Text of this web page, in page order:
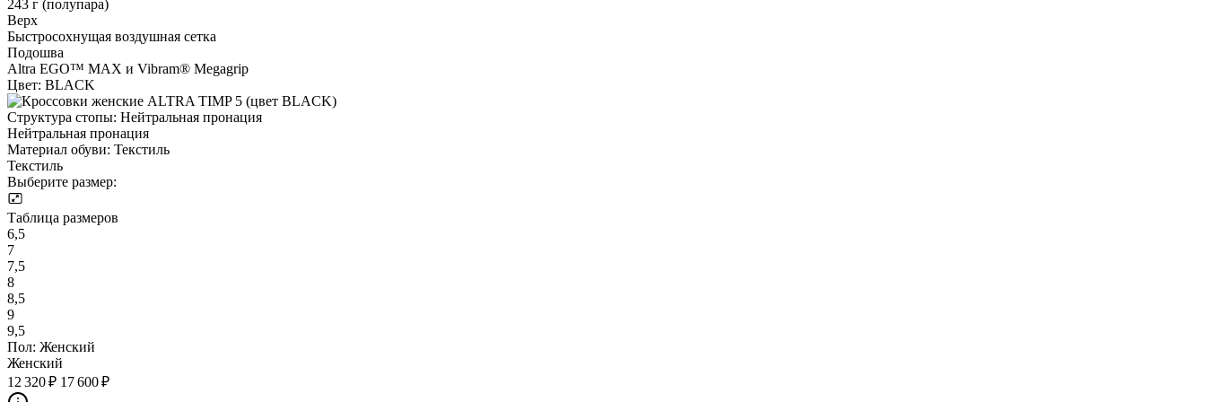
243 г (полупара)
Верх
Быстросохнущая воздушная сетка
Подошва
Altra EGO™ MAX и Vibram® Megagrip
Цвет: BLACK
Структура стопы: Нейтральная пронация
Нейтральная пронация
Материал обуви: Текстиль
Текстиль
Выберите размер:
Таблица размеров
6,5
7
7,5
8
8,5
9
9,5
Пол: Женский
Женский
12 320 ₽ 17 600 ₽